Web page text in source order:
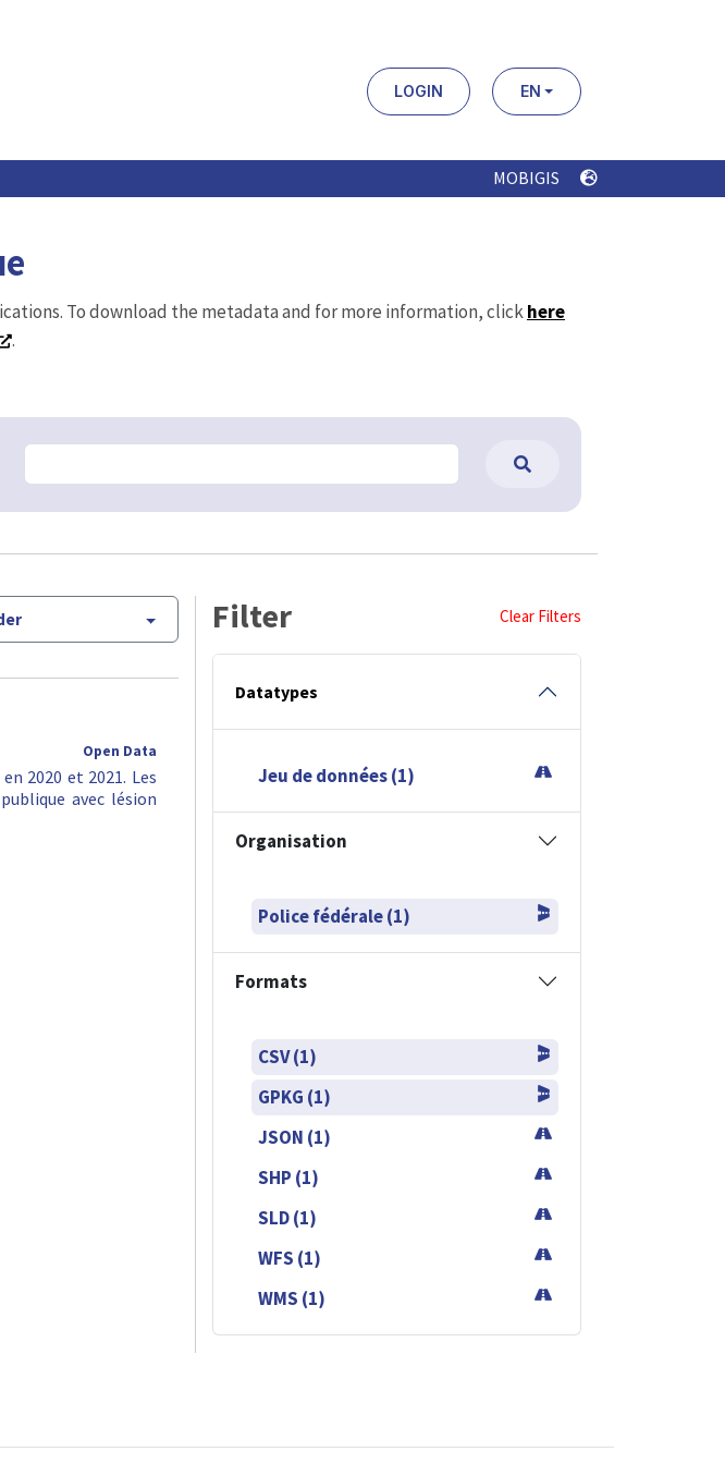
LOGIN EN
MOBIGIS
To download the metadata and for more information, clickhere
.
Open Data
2020 et 2021. Les
avec lésion
Filter Clear Filters
Datatypes
Jeu de données (1)
Organisation
Police fédérale (1)
Formats
CSV (1)
GPKG (1)
JSON (1)
SHP (1)
SLD (1)
WFS (1)
WMS (1)